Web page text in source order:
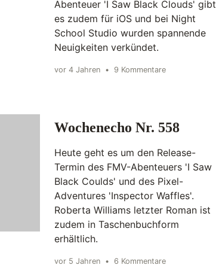
Abenteuer 'I Saw Black Clouds' gibt
es zudem für iOS und bei Night
School Studio wurden spannende
Neuigkeiten verkündet.
vor 4 Jahren • 9 Kommentare
Wochenecho Nr. 558
Heute geht es um den Release-
Termin des FMV-Abenteuers 'I Saw
Black Coulds' und des Pixel-
Adventures 'Inspector Waffles'.
Roberta Williams letzter Roman ist
zudem in Taschenbuchform
erhältlich.
vor 5 Jahren • 6 Kommentare